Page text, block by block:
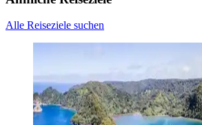
Alle Reiseziele suchen